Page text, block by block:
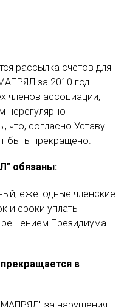
МАПРЯЛ
на 2026 год
рассылка счетов для
за 2010 год.
членов ассоциации,
нерегулярно
что, согласно Уставу.
быть прекращено.
обязаны:
ежегодные членские
и сроки уплаты
Президиума
в